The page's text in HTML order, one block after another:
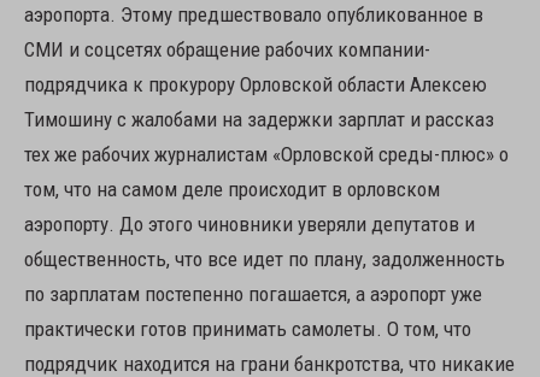
аэропорта. Этому предшествовало опубликованное в
СМИ и соцсетях обращение рабочих компании-
подрядчика к прокурору Орловской области Алексею
Тимошину с жалобами на задержки зарплат и рассказ
тех же рабочих журналистам «Орловской среды-плюс» о
том, что на самом деле происходит в орловском
аэропорту. До этого чиновники уверяли депутатов и
общественность, что все идет по плану, задолженность
по зарплатам постепенно погашается, а аэропорт уже
практически готов принимать самолеты. О том, что
подрядчик находится на грани банкротства, что никакие